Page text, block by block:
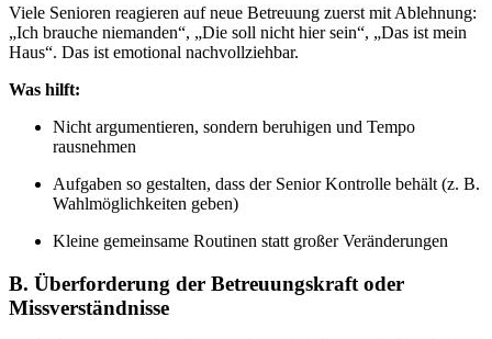
Viele Senioren reagieren auf neue Betreuung zuerst mit Ablehnung:
„Ich brauche niemanden“, „Die soll nicht hier sein“, „Das ist mein
Haus“. Das ist emotional nachvollziehbar.
Was hilft:
Nicht argumentieren, sondern beruhigen und Tempo
rausnehmen
Aufgaben so gestalten, dass der Senior Kontrolle behält (z. B.
Wahlmöglichkeiten geben)
Kleine gemeinsame Routinen statt großer Veränderungen
B. Überforderung der Betreuungskraft oder
Missverständnisse